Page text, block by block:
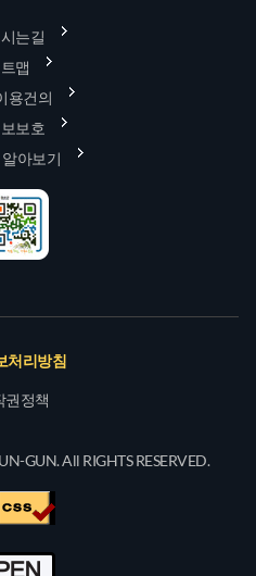
는길
맵
용건의
보호
아보기
처리방침
권정책
GUN. All RIGHTS RESERVED.